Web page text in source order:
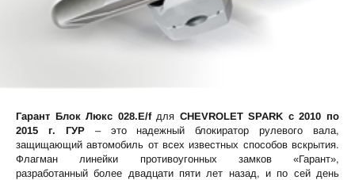
Гарант Блок Люкс 028.E/f для CHEVROLET SPARK c 2010 по
2015 г. ГУР– это надежный блокиратор рулевого вала,
защищающий автомобиль от всех известных способов вскрытия.
Флагман линейки противоугонных замков «Гарант»,
разработанный более двадцати пяти лет назад, и по сей день